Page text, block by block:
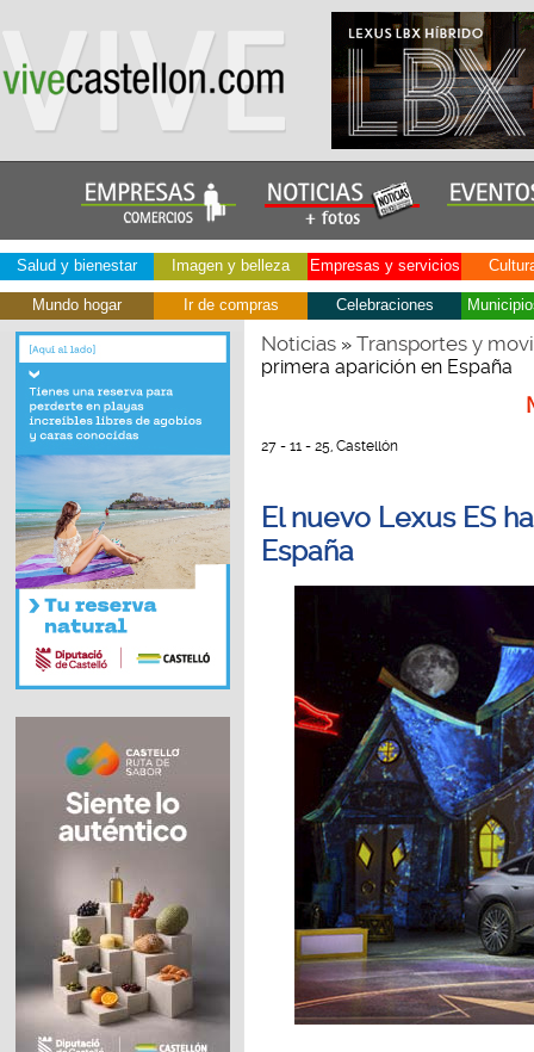
Salud y bienestar Imagen y belleza Empresas y servicios
Mundo hogar Ir de compras Celebraciones
Noticias» Transportes y
primera aparición en España
27 - 11 - 25, Castellón
El nuevo Lexus ES
España